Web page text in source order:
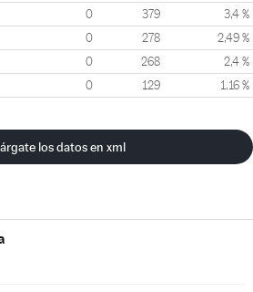
0 379 3,4 %
0 278 2,49 %
0 268 2,4 %
0 129 1,16 %
los datos en xml